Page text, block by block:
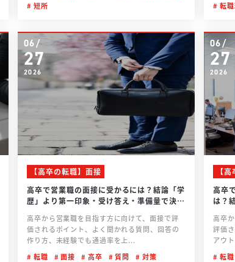
短所
転職
06/
27
2026
【高卒の転職】面接
高卒で営業職の面接に受かるには？結論「学
歴」より第一印象・受け答え・準備量で決ま
高卒から営業職を目指す方に向けて、面接で評
価されるポイント、よく聞かれる質問、回答の
作り方、未経験でも通過率を上...
転職
面接 高卒 質問
対策
06/
27
2026
【
高卒
は？
高卒
評価
アウ
転職